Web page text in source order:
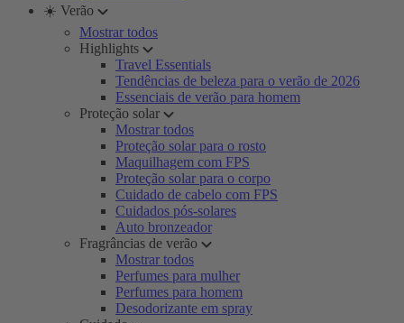
☀️ Verão
Mostrar todos
Highlights
Travel Essentials
Tendências de beleza para o verão de 2026
Essenciais de verão para homem
Proteção solar
Mostrar todos
Proteção solar para o rosto
Maquilhagem com FPS
Proteção solar para o corpo
Cuidado de cabelo com FPS
Cuidados pós-solares
Auto bronzeador
Fragrâncias de verão
Mostrar todos
Perfumes para mulher
Perfumes para homem
Desodorizante em spray